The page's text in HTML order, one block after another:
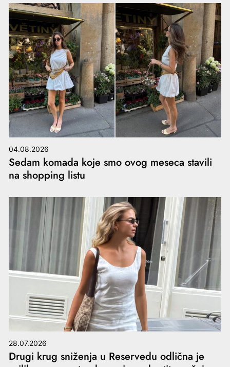
04.08.2026
Sedam komada koje smo ovog meseca stavili
na shopping listu
28.07.2026
Drugi krug sniženja u Reservedu odlična je